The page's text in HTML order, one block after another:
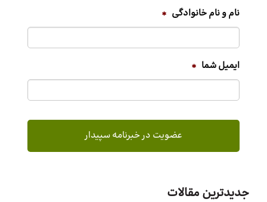
نام و نام خانوادگی *
ایمیل شما *
جدیدترین مقالات